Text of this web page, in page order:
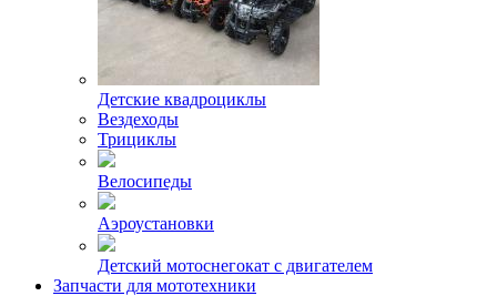
Детские квадроциклы
Вездеходы
Трициклы
Велосипеды
Аэроустановки
Детский мотоснегокат с двигателем
Запчасти для мототехники